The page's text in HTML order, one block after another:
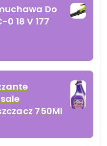
Do
0 18 V 177
750Ml